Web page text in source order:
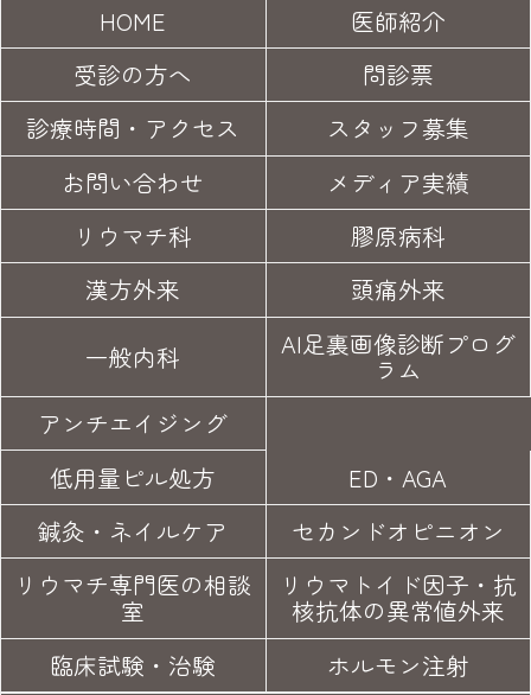
HOME
医師紹介
受診の方へ
問診票
診療時間・アクセス
スタッフ募集
お問い合わせ
メディア実績
リウマチ科
膠原病科
漢方外来
頭痛外来
一般内科
AI足裏画像診断プログ
ラム
アンチエイジング
低用量ピル処方
ED・AGA
鍼灸・ ネイルケア セカンドオピニオン
リウマチ専門医の相談
室
リウマトイド因子・ 抗
核抗体の異常値外来
臨床試験 ・治験 ホルモン注射